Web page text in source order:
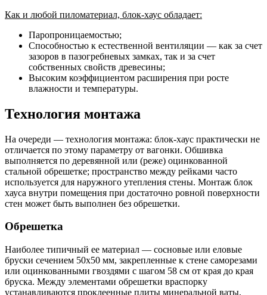
Как и любой пиломатериал, блок-хаус обладает:
Паропроницаемостью;
Способностью к естественной вентиляции — как за счет
зазоров в пазогребневых замках, так и за счет
собственных свойств древесины;
Высоким коэффициентом расширения при росте
влажности и температуры.
Технология монтажа
На очереди — технология монтажа: блок-хаус практически не
отличается по этому параметру от вагонки. Обшивка
выполняется по деревянной или (реже) оцинкованной
стальной обрешетке; пространство между рейками часто
используется для наружного утепления стены. Монтаж блок
хауса внутри помещения при достаточно ровной поверхности
стен может быть выполнен без обрешетки.
Обрешетка
Наиболее типичный ее материал — сосновые или еловые
бруски сечением 50х50 мм, закрепленные к стене саморезами
или оцинкованными гвоздями с шагом 58 см от края до края
бруска. Между элементами обрешетки враспорку
устанавливаются проклеенные плиты минеральной ваты.